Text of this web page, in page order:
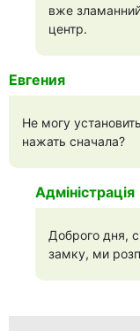
вже
центр.
Евгения
Не могу
нажать сначала?
Адміністрація
Доброго дня,
замку, ми